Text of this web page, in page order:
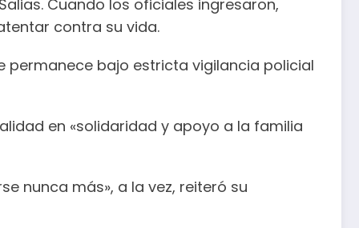
Cuando los oficiales ingresaron,
contra su vida.
permanece bajo estricta vigilancia policial
en «solidaridad y apoyo a la familia
nunca más», a la vez, reiteró su